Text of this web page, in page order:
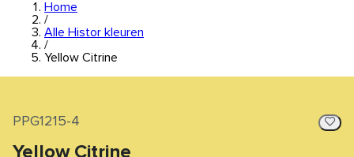
Home
/
Alle Histor kleuren
/
Yellow Citrine
PPG1215-4
Yellow Citrine